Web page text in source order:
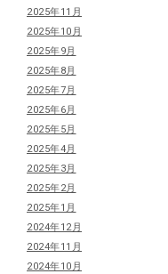
2025年11月
2025年10月
2025年9月
2025年8月
2025年7月
2025年6月
2025年5月
2025年4月
2025年3月
2025年2月
2025年1月
2024年12月
2024年11月
2024年10月